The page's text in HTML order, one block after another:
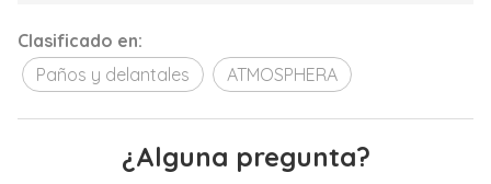
Clasificado en:
Paños y delantales
ATMOSPHERA
¿Alguna pregunta?